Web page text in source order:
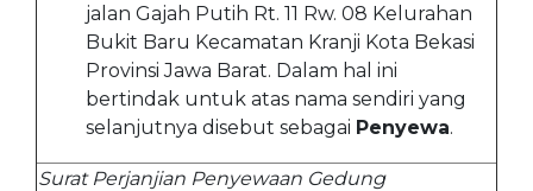
jalan Gajah Putih Rt. 11 Rw. 08 Kelurahan
Bukit Baru Kecamatan Kranji Kota Bekasi
Provinsi Jawa Barat. Dalam hal ini
bertindak untuk atas nama sendiri yang
selanjutnya disebut sebagai Penyewa.
Surat Perjanjian Penyewaan Gedung